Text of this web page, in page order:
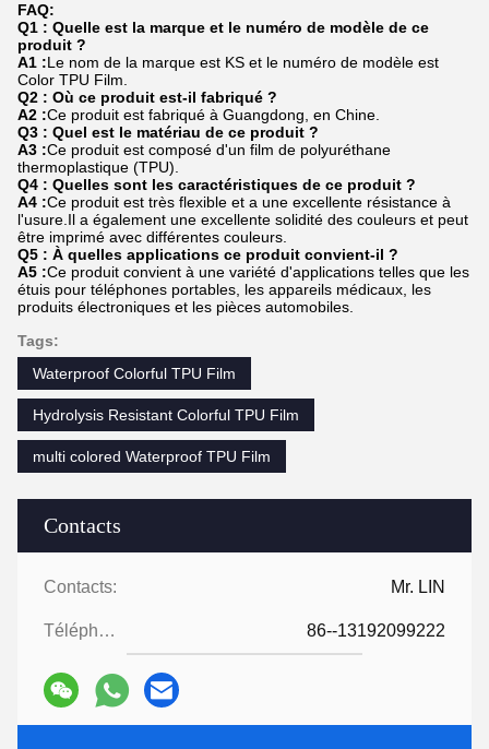
Contacts
Contacts: Mr. LIN
Téléphone: 86--13192099222
FAQ:
Q1 : Quelle est la marque et le numéro de modèle de ce
produit ?
A1 :Le nom de la marque est KS et le numéro de modèle est
Color TPU Film.
Q2 : Où ce produit est-il fabriqué ?
A2 :Ce produit est fabriqué à Guangdong, en Chine.
Q3 : Quel est le matériau de ce produit ?
A3 :Ce produit est composé d'un film de polyuréthane
thermoplastique (TPU).
Q4 : Quelles sont les caractéristiques de ce produit ?
A4 :Ce produit est très flexible et a une excellente résistance à
l'usure.Il a également une excellente solidité des couleurs et peut
être imprimé avec différentes couleurs.
Q5 : À quelles applications ce produit convient-il ?
A5 :Ce produit convient à une variété d'applications telles que les
étuis pour téléphones portables, les appareils médicaux, les
produits électroniques et les pièces automobiles.
Tags:
Waterproof Colorful TPU Film
Hydrolysis Resistant Colorful TPU Film
multi colored Waterproof TPU Film